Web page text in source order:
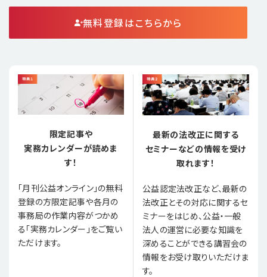
無料登録はこちらから
限定記事や
実務カレンダーが読めま
す！
「月刊公益オンライン」の無料
登録の方限定記事や各月の
事務局の作業内容がつかめ
る「実務カレンダー」をご覧い
ただけます。
最新の法改正に関する
セミナーなどの情報を受け
取れます！
公益認定法改正など、最新の
法改正とその対応に関するセ
ミナーをはじめ、公益・一般
法人の運営に必要な知識を
深めることができる講習会の
情報をお受け取りいただけま
す。